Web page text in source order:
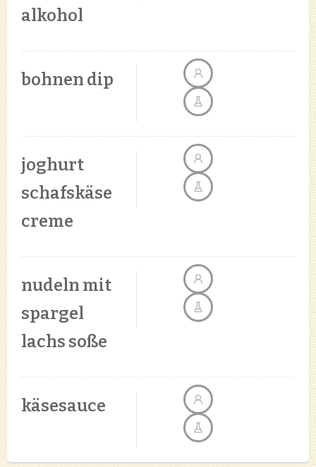
alkohol
bohnen dip
joghurt
schafskäse
creme
nudeln mit
spargel
lachs soße
käsesauce